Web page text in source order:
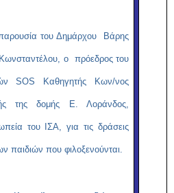
του Δημάρχου Βάρης
ο πρόεδρος του
SOS Καθηγητής Κων/νος
της δομής Ε. Λοράνδος,
του ΙΣΑ, για τις δράσεις
παιδιών που φιλοξενούνται.